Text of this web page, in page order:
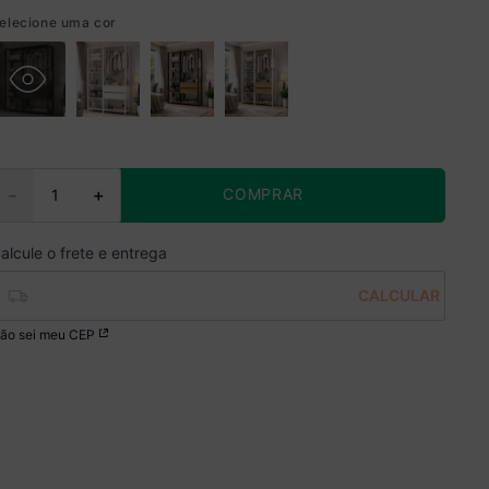
uma cor
＋
－ COMPRAR
sei meu CEP